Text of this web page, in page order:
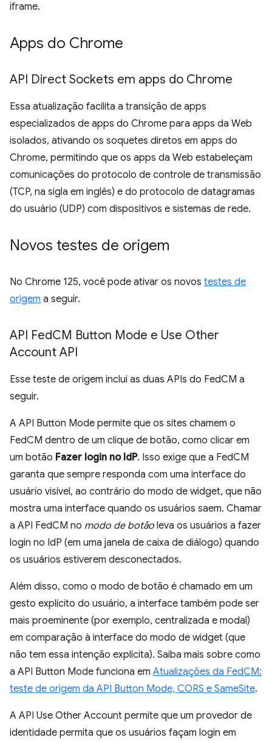
iframe.
Apps do Chrome
API Direct Sockets em apps do Chrome
Essa atualização facilita a transição de apps
especializados de apps do Chrome para apps da Web
isolados, ativando os soquetes diretos em apps do
Chrome, permitindo que os apps da Web estabeleçam
comunicações do protocolo de controle de transmissão
(TCP, na sigla em inglês) e do protocolo de datagramas
do usuário (UDP) com dispositivos e sistemas de rede.
Novos testes de origem
No Chrome 125, você pode ativar os novos testes de
origem a seguir.
API FedCM Button Mode e Use Other
Account API
Esse teste de origem inclui as duas APIs do FedCM a
seguir.
A API Button Mode permite que os sites chamem o
FedCM dentro de um clique de botão, como clicar em
um botão Fazer login no IdP. Isso exige que a FedCM
garanta que sempre responda com uma interface do
usuário visível, ao contrário do modo de widget, que não
mostra uma interface quando os usuários saem. Chamar
a API FedCM no modo de botão leva os usuários a fazer
login no IdP (em uma janela de caixa de diálogo) quando
os usuários estiverem desconectados.
Além disso, como o modo de botão é chamado em um
gesto explícito do usuário, a interface também pode ser
mais proeminente (por exemplo, centralizada e modal)
em comparação à interface do modo de widget (que
não tem essa intenção explícita). Saiba mais sobre como
a API Button Mode funciona em Atualizações da FedCM:
teste de origem da API Button Mode, CORS e SameSite.
A API Use Other Account permite que um provedor de
identidade permita que os usuários façam login em